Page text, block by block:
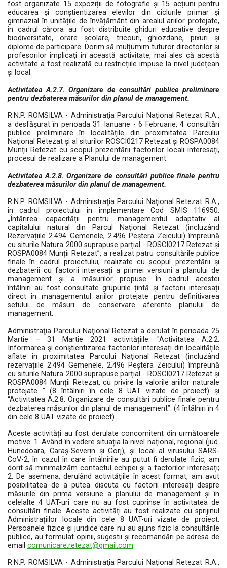
fost organizate 15 expoziții de fotografie și 15 acțiuni pentru
educarea și conștientizarea elevilor din ciclurile primar și
gimnazial în unitățile de învățământ din arealul ariilor protejate,
în cadrul cărora au fost distribuite ghiduri educative despre
biodiversitate, orare școlare, tricouri, ghiozdane, pixuri și
diplome de participare. Dorim să mulțumim tuturor directorilor și
profesorilor implicați în această activitate, mai ales că acestă
activitate a fost realizată cu restricțiile impuse la nivel județean
și local.
Activitatea A.2.7. Organizare de consultări publice preliminare
pentru dezbaterea măsurilor din planul de management.
R.N.P. ROMSILVA - Administraţia Parcului Naţional Retezat R.A.,
a desfășurat în perioada 31 Ianuarie - 6 Februarie, 4 consultări
publice preliminare în localitățile din proximitatea Parcului
Național Retezat și al siturilor ROSCI0217 Retezat și ROSPA0084
Munții Retezat cu scopul prezentării factorilor locali interesați,
procesul de realizare a Planului de management.
Activitatea A.2.8. Organizare de consultări publice finale pentru
dezbaterea măsurilor din planul de management.
R.N.P. ROMSILVA - Administraţia Parcului Naţional Retezat R.A.,
în cadrul proiectului în implementare Cod SMIS 116950:
„Întărirea capacității pentru managementul adaptativ al
capitalului natural din Parcul Național Retezat (incluzând
Rezervațiile 2.494 Gemenele, 2.496 Peștera Zeicului) împreună
cu siturile Natura 2000 suprapuse parțial - ROSCI0217 Retezat și
ROSPA0084 Munții Retezat”, a realizat patru consultările publice
finale în cadrul proiectului, realizate cu scopul prezentării și
dezbaterii cu factorii interesați a primei versiuni a planului de
management și a măsurilor propuse. În cadrul acestei
întâlniri au fost consultate grupurile țintă și factorii interesați
direct în managementul ariilor protejate pentru definitivarea
setului de măsuri de conservare aferente planului de
management.
Administraţia Parcului Naţional Retezat a derulat în perioada 25
Martie – 31 Martie 2021 activitățiile: "Activitatea A.2.2.
Informarea şi conştientizarea factorilor interesați din localitățile
aflate in proximitatea Parcului Național Retezat (incluzând
rezervațiile 2.494 Gemenele, 2.496 Peștera Zeicului) împreună
cu siturile Natura 2000 suprapuse parțial - ROSCI0217 Retezat și
ROSPA0084 Munții Retezat, cu privire la valorile ariilor naturale
protejate " (8 întâlniri în cele 8 UAT vizate de proiect) și
“Activitatea A.2.8. Organizare de consultări publice finale pentru
dezbaterea măsurilor din planul de management”. (4 întâlniri în 4
din cele 8 UAT vizate de proiect).
Aceste activități au fost derulate concomitent din următoarele
motive: 1. Având în vedere situația la nivel național, regional (jud.
Hunedoara, Caraș-Severin și Gorj), și local al virusului SARS-
CoV-2, în cazul în care întâlnirile au putut fi derulate fizic, am
dorit să minimalizăm contactul echipei și a factorilor interesați;
2. De asemena, derulând activitățiile în acest format, am avut
posibilitatea de a putea discuta cu factorii interesați despre
măsurile din prima versiune a planului de management și în
celelalte 4 UAT-uri care nu au fost cuprinse în activitatea de
consultări finale. Aceste activități au fost realizate cu sprijinul
Administrațiilor locale din cele 8 UAT-uri vizate de proiect.
Persoanele fizice și juridice care nu au ajuns fizic la consultările
publice, au formulat opinii, sugestii și recomandări pe adresa de
email comunicare.retezat@gmail.com.
R.N.P. ROMSILVA - Administraţia Parcului Naţional Retezat R.A.,